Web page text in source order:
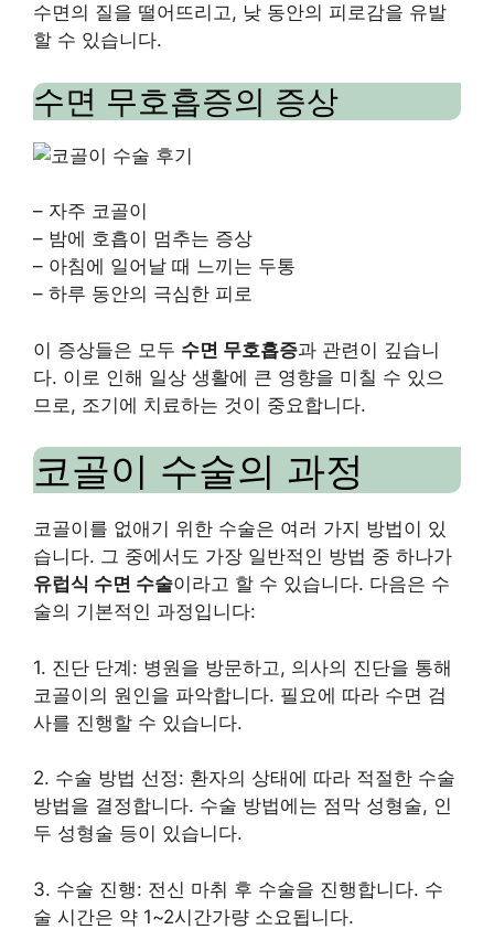
수면의 질을 떨어뜨리고, 낮 동안의 피로감을 유발
할 수 있습니다.
수면 무호흡증의 증상
– 자주 코골이
– 밤에 호흡이 멈추는 증상
– 아침에 일어날 때 느끼는 두통
– 하루 동안의 극심한 피로
이 증상들은 모두 수면 무호흡증과 관련이 깊습니
다. 이로 인해 일상 생활에 큰 영향을 미칠 수 있으
므로, 조기에 치료하는 것이 중요합니다.
코골이 수술의 과정
코골이를 없애기 위한 수술은 여러 가지 방법이 있
습니다. 그 중에서도 가장 일반적인 방법 중 하나가
유럽식 수면 수술이라고 할 수 있습니다. 다음은 수
술의 기본적인 과정입니다:
1. 진단 단계: 병원을 방문하고, 의사의 진단을 통해
코골이의 원인을 파악합니다. 필요에 따라 수면 검
사를 진행할 수 있습니다.
2. 수술 방법 선정: 환자의 상태에 따라 적절한 수술
방법을 결정합니다. 수술 방법에는 점막 성형술, 인
두 성형술 등이 있습니다.
3. 수술 진행: 전신 마취 후 수술을 진행합니다. 수
술 시간은 약 1~2시간가량 소요됩니다.